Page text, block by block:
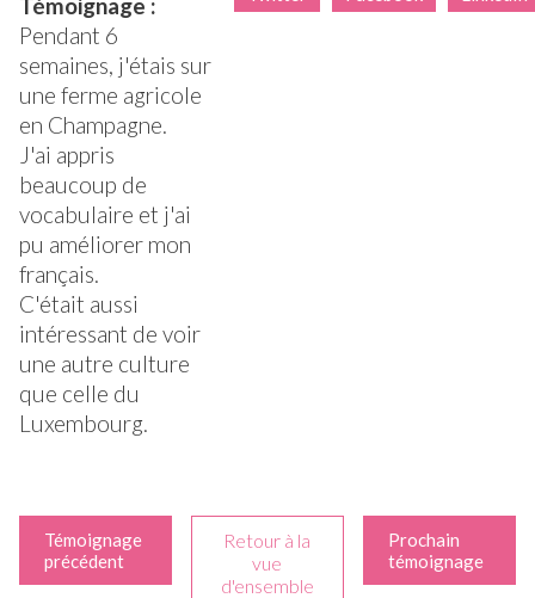
Pendant 6
semaines, j'étais sur
une ferme agricole
en Champagne.
J'ai appris
beaucoup de
vocabulaire et j'ai
pu améliorer mon
français.
C'était aussi
intéressant de voir
une autre culture
que celle du
Luxembourg.
Témoignage
précédent
Retour à la
vue
d'ensemble
Prochain
témoignage